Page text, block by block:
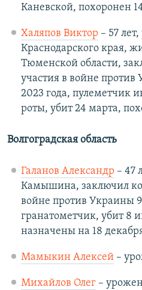
Каневской, похоронен
Халяпов Виктор – 57
Краснодарского края,
Тюменской области,
участия в войне против
2023 года, пулеметчик
роты, убит 24 марта,
Волгоградская область
Галанов Александр – 47
Камышина, заключил
войне против Украины
гранатометчик, убит 8
назначены на 18
Мамыкин Алексей–
Михайлов Олег–